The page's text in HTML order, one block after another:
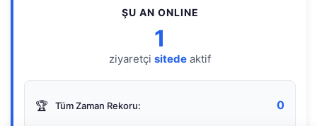
ŞU AN ONLINE
1
ziyaretçi sitede aktif
🏆 Tüm Zaman Rekoru: 0